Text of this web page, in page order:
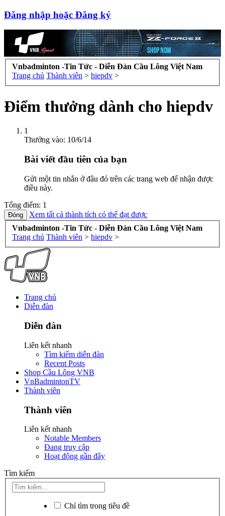
Đăng nhập hoặc Đăng ký
Vnbadminton -Tin Tức - Diễn Đàn Cầu Lông Việt Nam
Trang chủ Thành viên > hiepdv >
Điểm thưởng dành cho hiepdv
1
Thưởng vào: 10/6/14
Bài viết đầu tiên của bạn
Gửi một tin nhắn ở đâu đó trên các trang web để nhận được
điều này.
Tổng điểm: 1
Xem tất cả thành tích có thể đạt được
Vnbadminton -Tin Tức - Diễn Đàn Cầu Lông Việt Nam
Trang chủ Thành viên > hiepdv >
Trang chủ
Diễn đàn
Diễn đàn
Liên kết nhanh
Tìm kiếm diễn đàn
Recent Posts
Shop Cầu Lông VNB
VnBadmintonTV
Thành viên
Thành viên
Liên kết nhanh
Notable Members
Đang truy cập
Hoạt động gần đây
Tìm kiếm
Chỉ tìm trong tiêu đề